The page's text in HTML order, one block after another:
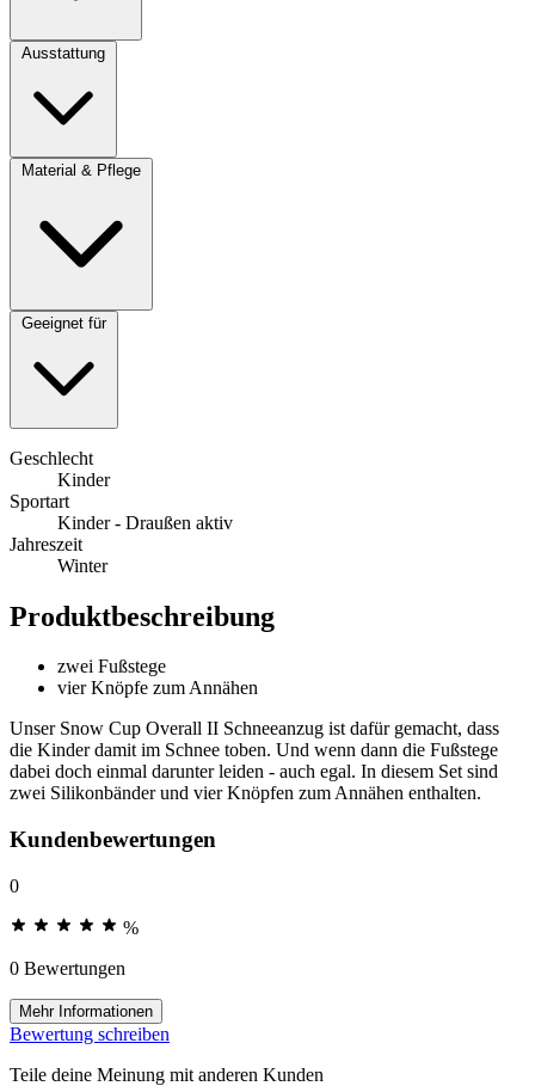
Ausstattung
Material & Pflege
Geeignet für
Geschlecht
Kinder
Sportart
Kinder - Draußen aktiv
Jahreszeit
Winter
Produktbeschreibung
zwei Fußstege
vier Knöpfe zum Annähen
Unser Snow Cup Overall II Schneeanzug ist dafür gemacht, dass
die Kinder damit im Schnee toben. Und wenn dann die Fußstege
dabei doch einmal darunter leiden - auch egal. In diesem Set sind
zwei Silikonbänder und vier Knöpfen zum Annähen enthalten.
Kundenbewertungen
0
%
0 Bewertungen
Mehr Informationen
Bewertung schreiben
Teile deine Meinung mit anderen Kunden